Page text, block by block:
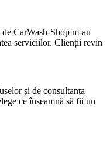
CarWash-Shop m-au
serviciilor. Clienții revin
și de consultanța
ce înseamnă să fii un